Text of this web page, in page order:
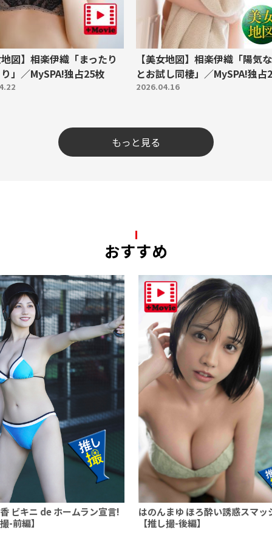
図】相楽伊織「まったり
」／MySPA!独占25枚
【美女地図】相楽伊織「陽気
とお試し同棲」／MySPA!独占
2026.04.16
もっと見る
おすすめ
ビキニ de ホームラン宣言!
-前編】
はのんまゆ ほろ酔い誘惑スマッ
【推し撮-後編】